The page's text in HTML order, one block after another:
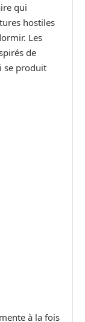
qui
hostiles
Les
de
se produit
à la fois